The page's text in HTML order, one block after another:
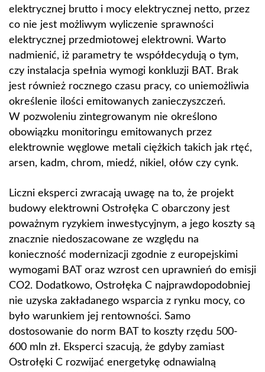
elektrycznej brutto i mocy elektrycznej netto, przez
co nie jest możliwym wyliczenie sprawności
elektrycznej przedmiotowej elektrowni. Warto
nadmienić, iż parametry te współdecydują o tym,
czy instalacja spełnia wymogi konkluzji BAT. Brak
jest również rocznego czasu pracy, co uniemożliwia
określenie ilości emitowanych zanieczyszczeń.
W pozwoleniu zintegrowanym nie określono
obowiązku monitoringu emitowanych przez
elektrownie węglowe metali ciężkich takich jak rtęć,
arsen, kadm, chrom, miedź, nikiel, ołów czy cynk.
Liczni eksperci zwracają uwagę na to, że projekt
budowy elektrowni Ostrołęka C obarczony jest
poważnym ryzykiem inwestycyjnym, a jego koszty są
znacznie niedoszacowane ze względu na
konieczność modernizacji zgodnie z europejskimi
wymogami BAT oraz wzrost cen uprawnień do emisji
CO2. Dodatkowo, Ostrołęka C najprawdopodobniej
nie uzyska zakładanego wsparcia z rynku mocy, co
było warunkiem jej rentowności. Samo
dostosowanie do norm BAT to koszty rzędu 500-
600 mln zł. Eksperci szacują, że gdyby zamiast
Ostrołęki C rozwijać energetykę odnawialną